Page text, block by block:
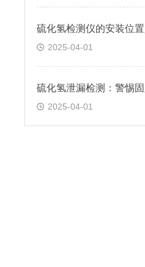
硫化氢检测仪的安装位
2025-04-01
2025-04-01